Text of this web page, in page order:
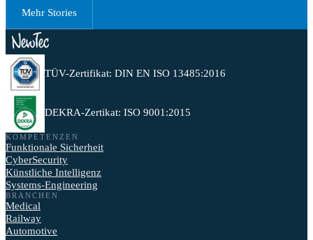
Mehr Stories
TÜV-Zertifikat: DIN EN ISO 13485:2016
DEKRA-Zertikat: ISO 9001:2015
KOMPETENZEN
Funktionale Sicherheit
CyberSecurity
Künstliche Intelligenz
Systems-Engineering
BRANCHEN
Medical
Railway
Automotive